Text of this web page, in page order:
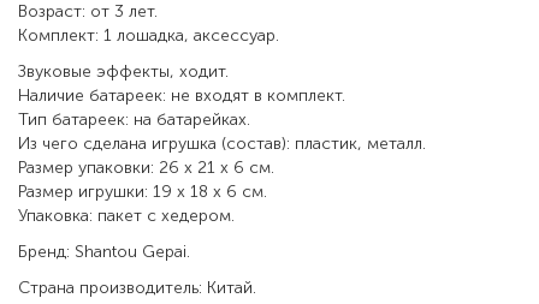
Возраст: от 3 лет.
Комплект: 1 лошадка, аксессуар.
Звуковые эффекты, ходит.
Наличие батареек: не входят в комплект.
Тип батареек: на батарейках.
Из чего сделана игрушка (состав): пластик, металл.
Размер упаковки: 26 x 21 x 6 см.
Размер игрушки: 19 x 18 x 6 см.
Упаковка: пакет с хедером.
Бренд: Shantou Gepai.
Страна производитель: Китай.